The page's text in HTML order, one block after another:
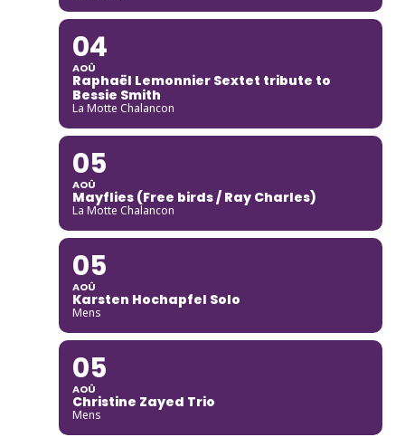
04
AOÛ
Raphaël Lemonnier Sextet tribute to
Bessie Smith
La Motte Chalancon
05
AOÛ
Mayflies (Free birds / Ray Charles)
La Motte Chalancon
05
AOÛ
Karsten Hochapfel Solo
Mens
05
AOÛ
Christine Zayed Trio
Mens